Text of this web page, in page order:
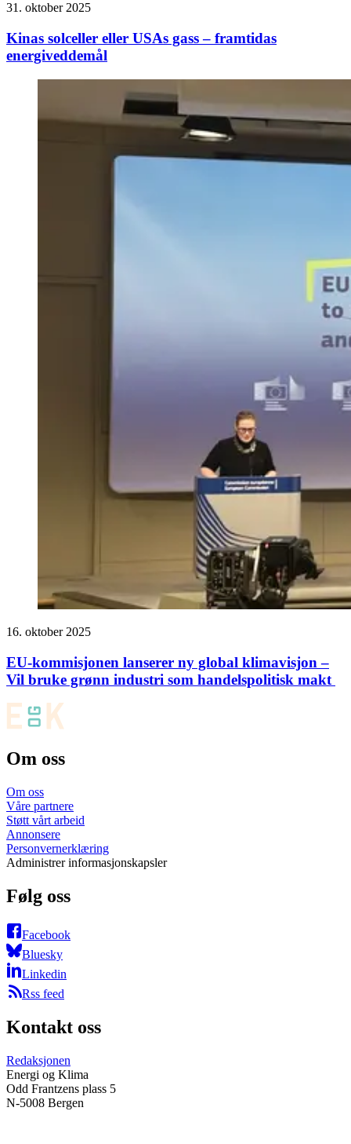
31. oktober 2025
Kinas solceller eller USAs gass – framtidas
energiveddemål
16. oktober 2025
EU-kommisjonen lanserer ny global klimavisjon –
Vil bruke grønn industri som handelspolitisk makt
Om oss
Om oss
Våre partnere
Støtt vårt arbeid
Annonsere
Personvernerklæring
Administrer informasjonskapsler
Følg oss
Facebook
Bluesky
Linkedin
Rss feed
Kontakt oss
Redaksjonen
Energi og Klima
Odd Frantzens plass 5
N-5008 Bergen